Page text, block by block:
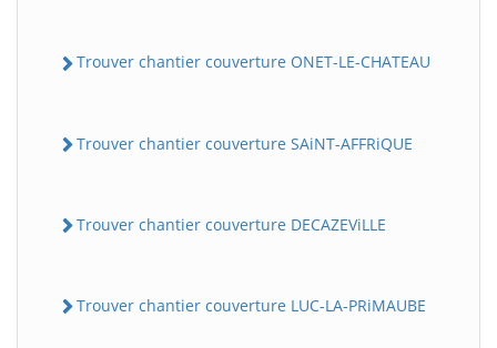
Trouver chantier couverture ONET-LE-CHATEAU
Trouver chantier couverture SAiNT-AFFRiQUE
Trouver chantier couverture DECAZEViLLE
Trouver chantier couverture LUC-LA-PRiMAUBE